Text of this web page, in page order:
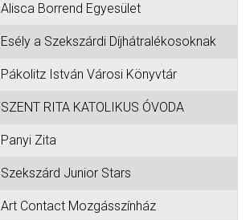
Alisca Borrend Egyesület
Esély a Szekszárdi Díjhátralékosoknak
Pákolitz István Városi Könyvtár
SZENT RITA KATOLIKUS ÓVODA
Panyi Zita
Szekszárd Junior Stars
Art Contact Mozgásszínház